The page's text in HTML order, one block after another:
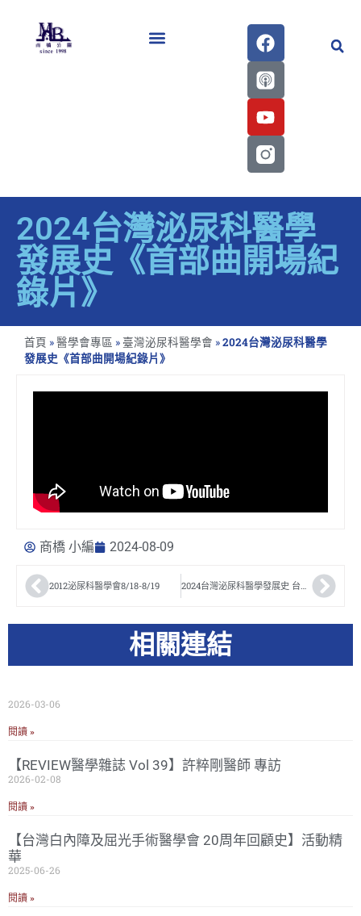
2024台灣泌尿科醫學
發展史《首部曲開場紀
錄片》
首頁 »醫學會專區 » 臺灣泌尿科醫學會 »2024台灣泌尿科醫學
發展史《首部曲開場紀錄片》
商橋 小編 2024-08-09
2012泌尿科醫學會8/18-8/19 2024台灣泌尿科醫學發展史 台灣泌尿科醫學會第19屆理事長【郭漢崇】醫師
相關連結
2026-03-06
閱讀 »
【REVIEW醫學雜誌 Vol 39】許粹剛醫師 專訪
2026-02-08
閱讀 »
【台灣白內障及屈光手術醫學會 20周年回顧史】活動精
華
2025-06-26
閱讀 »